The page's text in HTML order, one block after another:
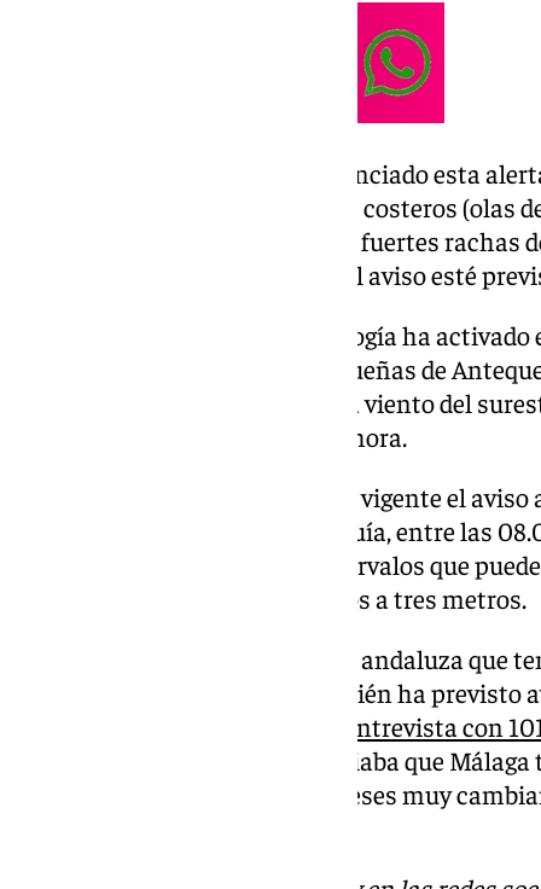
Es por ello que la Aemet ha anunciado esta
ciudadanía debido a fenómenos costeros (olas
ver en las playas malagueñas) y fuertes rachas
kilómetros hora, que hace que el aviso esté
La Agencia Estatal de Meteorología ha
vientos en las comarcas malagueñas de
jornada. En estas zonas soplará viento del
máximas de 70 kilómetros por hora.
También en la provincia, estará vigente el
Sol y Guadalhorce y en la Axarquía, entre las
se prevé viento del este con intervalos que
kilómetros por hora y olas de dos a tres metros.
Málaga no es la única provincia andaluza que
16 de diciembre. La Aemet también ha previsto
entrevista con
en Málaga, Jesús Riesco, anunciaba que
frío y seca tras unos últimos meses muy